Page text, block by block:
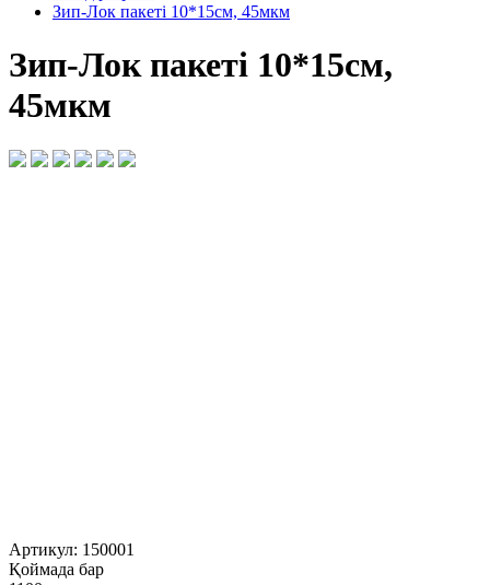
Зип-Лок пакеті 10*15см, 45мкм
Зип-Лок пакеті 10*15см,
45мкм
Артикул: 150001
Қоймада бар